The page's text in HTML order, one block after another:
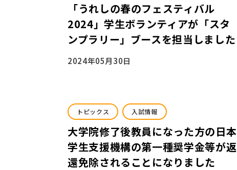
「うれしの春のフェスティバル
2024」学生ボランティアが「スタ
ンプラリー」ブースを担当しました
2024年05月30日
トピックス 入試情報
大学院修了後教員になった方の日本
学生支援機構の第一種奨学金等が返
還免除されることになりました